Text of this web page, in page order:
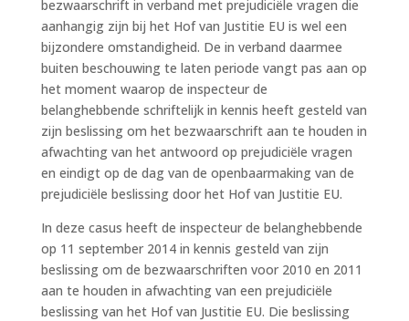
bezwaarschrift in verband met prejudiciële vragen die
aanhangig zijn bij het Hof van Justitie EU is wel een
bijzondere omstandigheid. De in verband daarmee
buiten beschouwing te laten periode vangt pas aan op
het moment waarop de inspecteur de
belanghebbende schriftelijk in kennis heeft gesteld van
zijn beslissing om het bezwaarschrift aan te houden in
afwachting van het antwoord op prejudiciële vragen
en eindigt op de dag van de openbaarmaking van de
prejudiciële beslissing door het Hof van Justitie EU.
In deze casus heeft de inspecteur de belanghebbende
op 11 september 2014 in kennis gesteld van zijn
beslissing om de bezwaarschriften voor 2010 en 2011
aan te houden in afwachting van een prejudiciële
beslissing van het Hof van Justitie EU. Die beslissing